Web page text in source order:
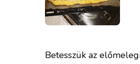
Betesszük az